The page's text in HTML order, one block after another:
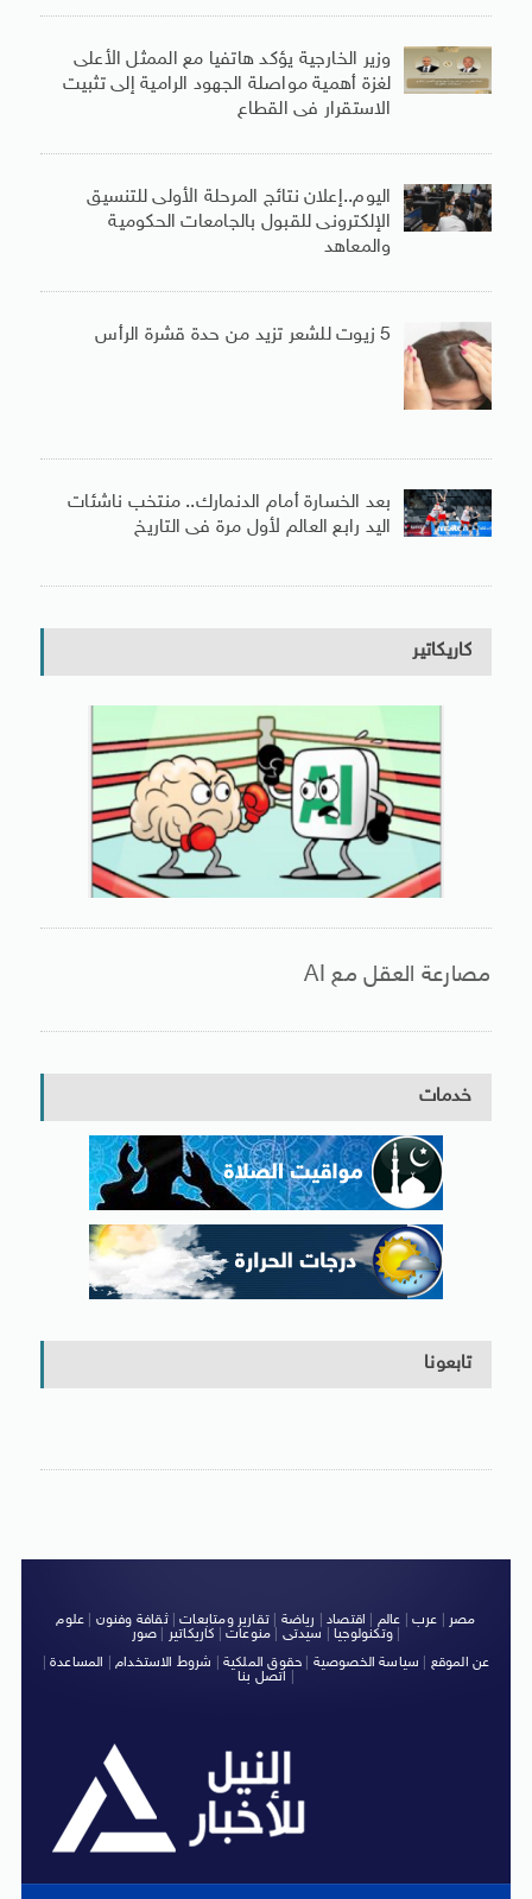
وزير الخارجية يؤكد هاتفيا مع الممثل الأعلى
لغزة أهمية مواصلة الجهود الرامية إلى تثبيت
الاستقرار فى القطاع
اليوم..إعلان نتائج المرحلة الأولى للتنسيق
الإلكترونى للقبول بالجامعات الحكومية
والمعاهد
5 زيوت للشعر تزيد من حدة قشرة الرأس
بعد الخسارة أمام الدنمارك.. منتخب ناشئات
اليد رابع العالم لأول مرة فى التاريخ
كاريكاتير
مصارعة العقل مع AI
خدمات
تابعونا
مصر عرب عالم اقتصاد رياضة |تقارير ومتابعات|ثقافة وفنون
علوم
وتكنولوجيا| سيدتى منوعات كاريكاتير صور
|
عن الموقع
سياسة الخصوصية حقوق الملكية شروط الاستخدام| المساعدة|
اتصل بنا